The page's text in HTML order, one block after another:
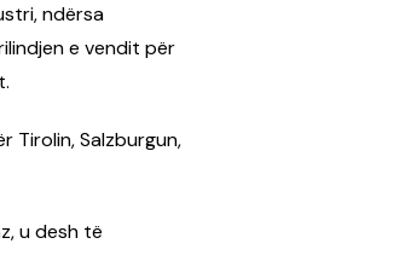
ndërsa
e vendit për
Tirolin, Salzburgun,
u desh të